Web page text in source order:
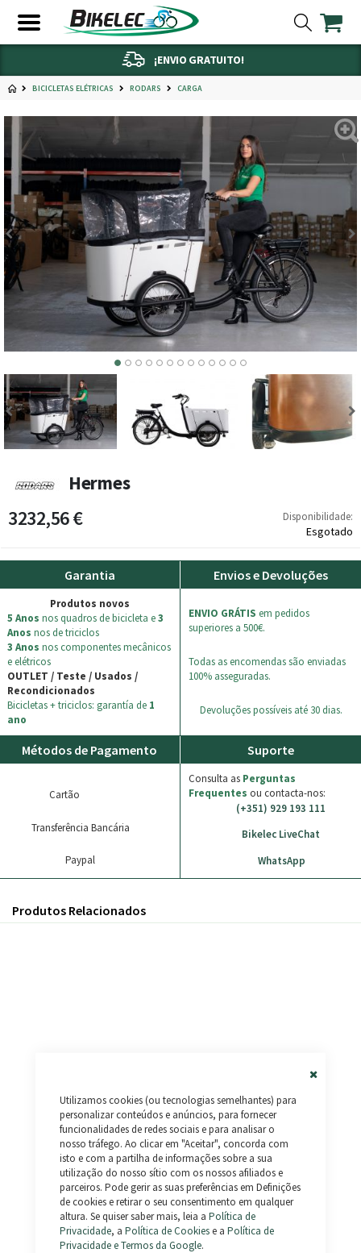
Utilizamos cookies (ou tecnologias semelhantes) para
personalizar conteúdos e anúncios, para fornecer
funcionalidades de redes sociais e para analisar o
nosso tráfego. Ao clicar em "Aceitar", concorda com
isto e com a partilha de informações sobre a sua
utilização do nosso sítio com os nossos afiliados e
parceiros. Pode gerir as suas preferências em Definições
de cookies e retirar o seu consentimento em qualquer
altura. Se quiser saber mais, leia a Política de
Privacidade, a Política de Cookiese a Política de
Privacidade e Termos da Google.
¡ENVIO GRATUITO!
BICICLETAS ELÉTRICAS RODARS CARGA
Hermes
3232,56 € Disponibilidade:
Esgotado
Garantia
Produtos novos
5 Anos nos quadros de bicicleta e3
Anos nos de triciclos
3 Anos nos componentes mecânicos
e elétricos
OUTLET / Teste / Usados /
Recondicionados
Bicicletas + triciclos: garantía de 1
ano
Envios e Devoluções
ENVIO GRÁTIS em pedidos
superiores a 500€.
Todas as encomendas são enviadas
100% asseguradas.
Devoluções possíveis até 30 dias.
Métodos de Pagamento
Cartão
Transferência Bancária
Paypal
Suporte
Consulta as Perguntas
Frequentes ou contacta-nos:
(+351) 929 193 111
Bikelec LiveChat
WhatsApp
Produtos Relacionados
Artemis
Classificação:
100%
3 495,37 €
Swish (Dobrável)
2 794,55 €